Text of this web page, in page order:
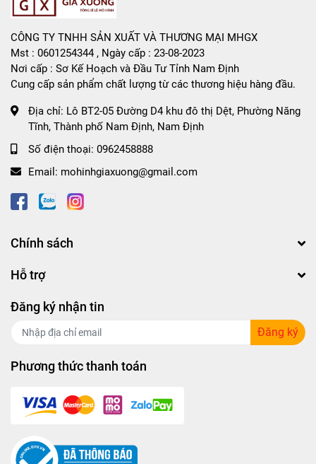
CÔNG TY TNHH SẢN XUẤT VÀ THƯƠNG MẠI MHGX
Mst : 0601254344 , Ngày cấp : 23-08-2023
Nơi cấp : Sơ Kế Hoạch và Đầu Tư Tỉnh Nam Định
Cung cấp sản phẩm chất lượng từ các thương hiệu hàng đầu.
Địa chỉ: Lô BT2-05 Đường D4 khu đô thị Dệt, Phường Năng
Tĩnh, Thành phố Nam Định, Nam Định
Số điện thoại: 0962458888
Email: mohinhgiaxuong@gmail.com
Chính sách
Hỗ trợ
Đăng ký nhận tin
Đăng ký
Phương thức thanh toán